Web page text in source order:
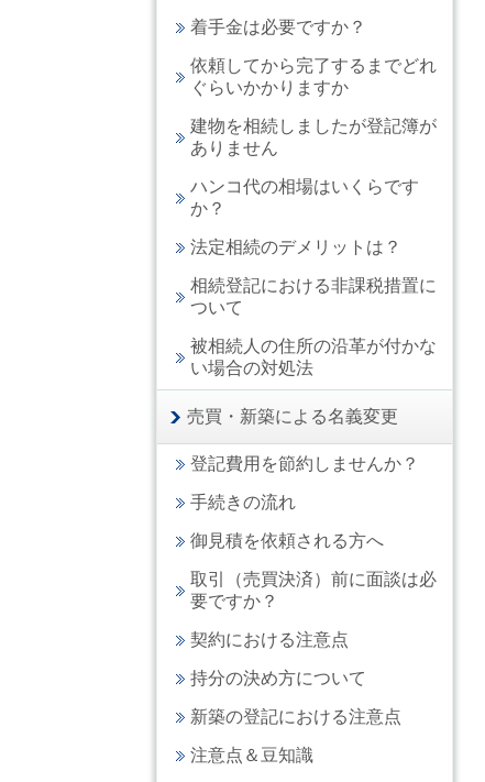
着手金は必要ですか？
依頼してから完了するまでどれ
ぐらいかかりますか
建物を相続しましたが登記簿が
ありません
ハンコ代の相場はいくらです
か？
法定相続のデメリットは？
相続登記における非課税措置に
ついて
被相続人の住所の沿革が付かな
い場合の対処法
売買・新築による名義変更
登記費用を節約しませんか？
手続きの流れ
御見積を依頼される方へ
取引（売買決済）前に面談は必
要ですか？
契約における注意点
持分の決め方について
新築の登記における注意点
注意点＆豆知識